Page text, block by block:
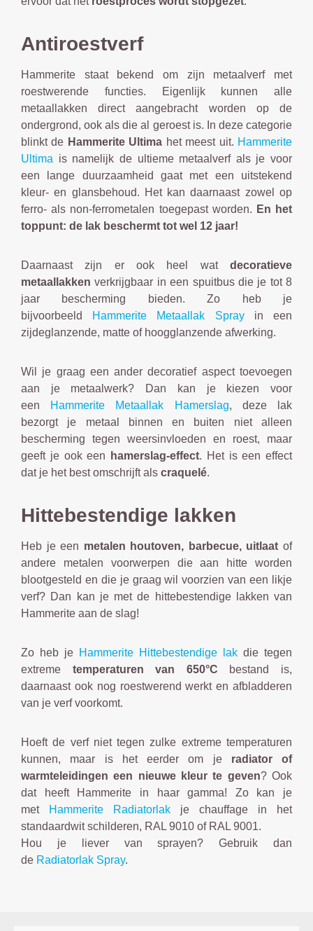
Antiroestverf
Hammerite staat bekend om zijn metaalverf met
roestwerende functies. Eigenlijk kunnen alle
metaallakken direct aangebracht worden op de
ondergrond, ook als die al geroest is. In deze categorie
blinkt de Hammerite Ultima het meest uit. Hammerite
Ultima is namelijk de ultieme metaalverf als je voor
een lange duurzaamheid gaat met een uitstekend
kleur- en glansbehoud. Het kan daarnaast zowel op
ferro- als non-ferrometalen toegepast worden. En het
toppunt: de lak beschermt tot wel 12 jaar!
Daarnaast zijn er ook heel wat decoratieve
metaallakken verkrijgbaar in een spuitbus die je tot 8
jaar bescherming bieden. Zo heb je
bijvoorbeeld
Hammerite Metaallak Sprayin een
zijdeglanzende, matte of hoogglanzende afwerking.
Wil je graag een ander decoratief aspect toevoegen
aan je metaalwerk? Dan kan je kiezen voor
een
Hammerite Metaallak Hamerslag, deze lak
bezorgt je metaal binnen en buiten niet alleen
bescherming tegen weersinvloeden en roest, maar
geeft je ook een
hamerslag-effect. Het is een effect
dat je het best omschrijft als craquelé.
Hittebestendige lakken
Heb je een metalen houtoven, barbecue, uitlaat of
andere metalen voorwerpen die aan hitte worden
blootgesteld en die je graag wil voorzien van een likje
verf? Dan kan je met de hittebestendige lakken van
Hammerite aan de slag!
Zo heb je Hammerite Hittebestendige lak die tegen
extreme temperaturen van 650°C bestand is,
daarnaast ook nog roestwerend werkt en afbladderen
van je verf voorkomt.
Hoeft de verf niet tegen zulke extreme temperaturen
kunnen, maar is het eerder om je radiator of
warmteleidingen een nieuwe kleur te geven? Ook
dat heeft Hammerite in haar gamma! Zo kan je
met
Hammerite Radiatorlak je chauffage in het
standaardwit schilderen, RAL 9010 of RAL 9001.
Hou je liever van sprayen? Gebruik dan
de Radiatorlak Spray.